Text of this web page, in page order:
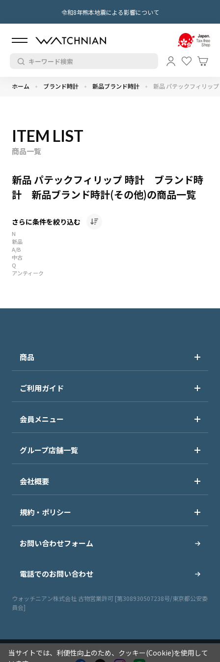
令和8年熊本地震による影響について
ホーム ブランド時計 新品ブランド時計 新品 パテックフィリップ
ITEM LIST
商品一覧
新品 パテックフィリップ 時計 ブランド時
計 新品ブランド時計(その他)の商品一覧
さらに条件を絞り込む
N
新品
A/B
中古
Q
アンティーク
商品
ご利用ガイド
会員メニュー
グループ店舗一覧
会社概要
規約・ポリシー
お問い合わせフォーム
電話でのお問い合わせ
ウォッチニアン株式会社 古物営業許可 [第308930507238号/東京都公安委
員会]
当サイトでは、利便性向上のため、クッキー(Cookie)を使用して